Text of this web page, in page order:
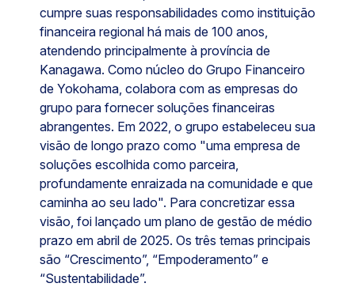
cumpre suas responsabilidades como instituição
financeira regional há mais de 100 anos,
atendendo principalmente à província de
Kanagawa. Como núcleo do Grupo Financeiro
de Yokohama, colabora com as empresas do
grupo para fornecer soluções financeiras
abrangentes. Em 2022, o grupo estabeleceu sua
visão de longo prazo como "uma empresa de
soluções escolhida como parceira,
profundamente enraizada na comunidade e que
caminha ao seu lado". Para concretizar essa
visão, foi lançado um plano de gestão de médio
prazo em abril de 2025. Os três temas principais
são “Crescimento”, “Empoderamento” e
“Sustentabilidade”.